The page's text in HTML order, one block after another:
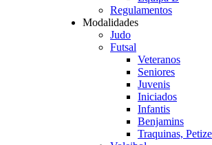
Regulamentos
Modalidades
Judo
Futsal
Veteranos
Seniores
Juvenis
Iniciados
Infantis
Benjamins
Traquinas,